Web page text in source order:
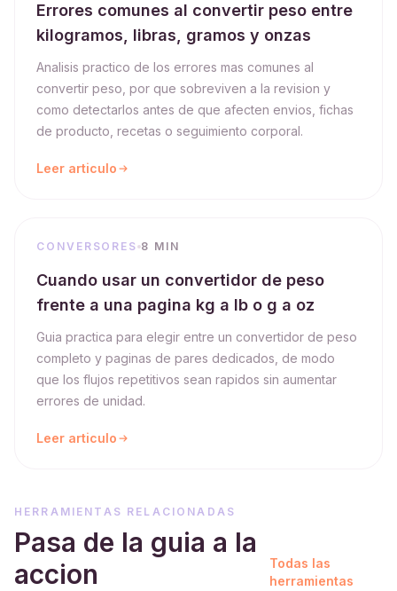
Errores comunes al convertir peso entre
kilogramos, libras, gramos y onzas
Analisis practico de los errores mas comunes al
convertir peso, por que sobreviven a la revision y
como detectarlos antes de que afecten envios, fichas
de producto, recetas o seguimiento corporal.
Leer articulo
CONVERSORES 8 MIN
Cuando usar un convertidor de peso
frente a una pagina kg a lb o g a oz
Guia practica para elegir entre un convertidor de peso
completo y paginas de pares dedicados, de modo
que los flujos repetitivos sean rapidos sin aumentar
errores de unidad.
Leer articulo
HERRAMIENTAS RELACIONADAS
Pasa de la guia a la
accion
Todas las
herramientas